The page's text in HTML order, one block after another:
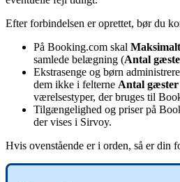
Efter forbindelsen er oprettet, bør du
På Booking.com skal Maksimalt
samlede belægning (Antal gæ
Ekstrasenge og børn
dem ikke i felterne Antal gæster
værelsestyper, der bruges til
Tilgængelighed og priser på
der vises i Sirvoy.
Hvis ovenstående er i orden, så er din